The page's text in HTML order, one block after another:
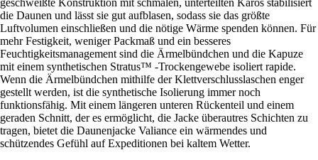
die Daunen und lässt sie gut aufblasen, sodass sie das größte
Luftvolumen einschließen und die nötige Wärme spenden können. Für
mehr Festigkeit, weniger Packmaß und ein besseres
Feuchtigkeitsmanagement sind die Ärmelbündchen und die Kapuze
mit einem synthetischen Stratus™ -Trockengewebe isoliert rapide.
Wenn die Ärmelbündchen mithilfe der Klettverschlusslaschen enger
gestellt werden, ist die synthetische Isolierung immer noch
funktionsfähig. Mit einem längeren unteren Rückenteil und einem
geraden Schnitt, der es ermöglicht, die Jacke überautres Schichten zu
tragen, bietet die Daunenjacke Valiance ein wärmendes und
schützendes Gefühl auf Expeditionen bei kaltem Wetter.